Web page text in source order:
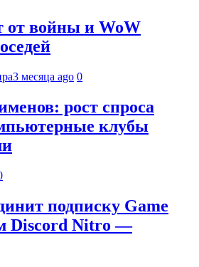
от войны и WoW
3 месяца ago 0
рост спроса
клубы
подписку Game
Discord Nitro —